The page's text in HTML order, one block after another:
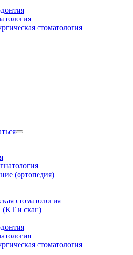
стоматология
(ортопедия)
стоматология
(КТ и скан)
стоматология